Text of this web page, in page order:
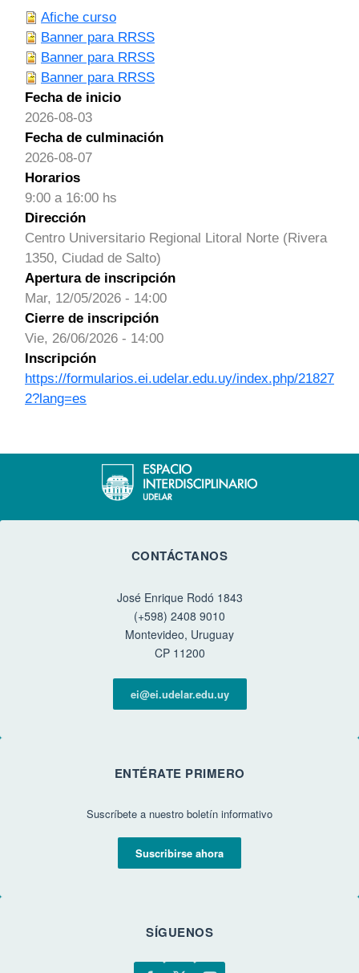
Afiche curso
Banner para RRSS
Banner para RRSS
Banner para RRSS
Fecha de inicio
2026-08-03
Fecha de culminación
2026-08-07
Horarios
9:00 a 16:00 hs
Dirección
Centro Universitario Regional Litoral Norte (Rivera
1350, Ciudad de Salto)
Apertura de inscripción
Mar, 12/05/2026 - 14:00
Cierre de inscripción
Vie, 26/06/2026 - 14:00
Inscripción
https://formularios.ei.udelar.edu.uy/index.php/21827
2?lang=es
CONTÁCTANOS
José Enrique Rodó 1843
(+598) 2408 9010
Montevideo, Uruguay
CP 11200
ei@ei.udelar.edu.uy
ENTÉRATE PRIMERO
Suscríbete a nuestro boletín informativo
Suscribirse ahora
SÍGUENOS